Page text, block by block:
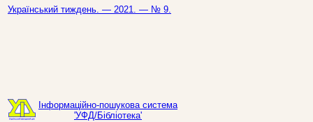
Український тиждень. — 2021. — № 9.
Інформаційно-пошукова система
'УФД/Бібліотека'